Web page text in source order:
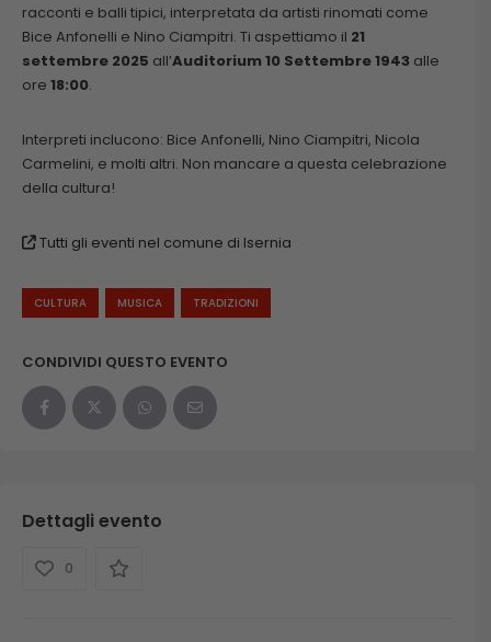
racconti e balli tipici, interpretata da artisti rinomati come
Bice Anfonelli e Nino Ciampitri. Ti aspettiamo il 21
settembre 2025 all’Auditorium 10 Settembre 1943 alle
ore 18:00.
Interpreti inclucono: Bice Anfonelli, Nino Ciampitri, Nicola
Carmelini, e molti altri. Non mancare a questa celebrazione
della cultura!
Tutti gli eventi nel comune di Isernia
CULTURA MUSICA TRADIZIONI
CONDIVIDI QUESTO EVENTO
Dettagli evento
0